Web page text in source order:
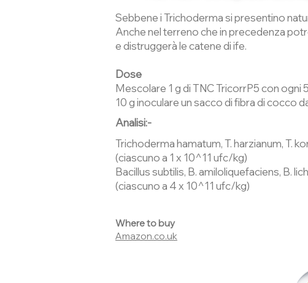
Sebbene i Trichoderma si presentino
Anche nel terreno che in precedenza
e distruggerà le catene di ife.
Dose
Mescolare 1 g di TNC TricorrP5 con
10 g inoculare un sacco di fibra di cocco
Analisi:-
Trichoderma hamatum, T. harzianum, T.
(ciascuno a 1 x 10^11 ufc/kg)
Bacillus subtilis, B. amiloliquefaciens, B.
(ciascuno a 4 x 10^11 ufc/kg)
Where to buy
Amazon.co.uk